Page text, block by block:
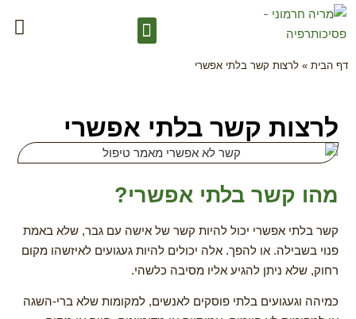
דף הבית » לרצות קשר בלתי אפשרי
לרצות קשר בלתי אפשרי
מהו קשר בלתי אפשרי?
קשר בלתי אפשרי יכול להיות קשר של אישה עם גבר, שלא באמת
פנוי בשבילה. או להפך. אלה יכולים להיות געגועים לאיזשהו מקום
רחוק, שלא ניתן להגיע אליו מסיבה כלשהי.
כמיהה וגעגועים בלתי פוסקים לאנשים, למקומות שלא ברי-השגה